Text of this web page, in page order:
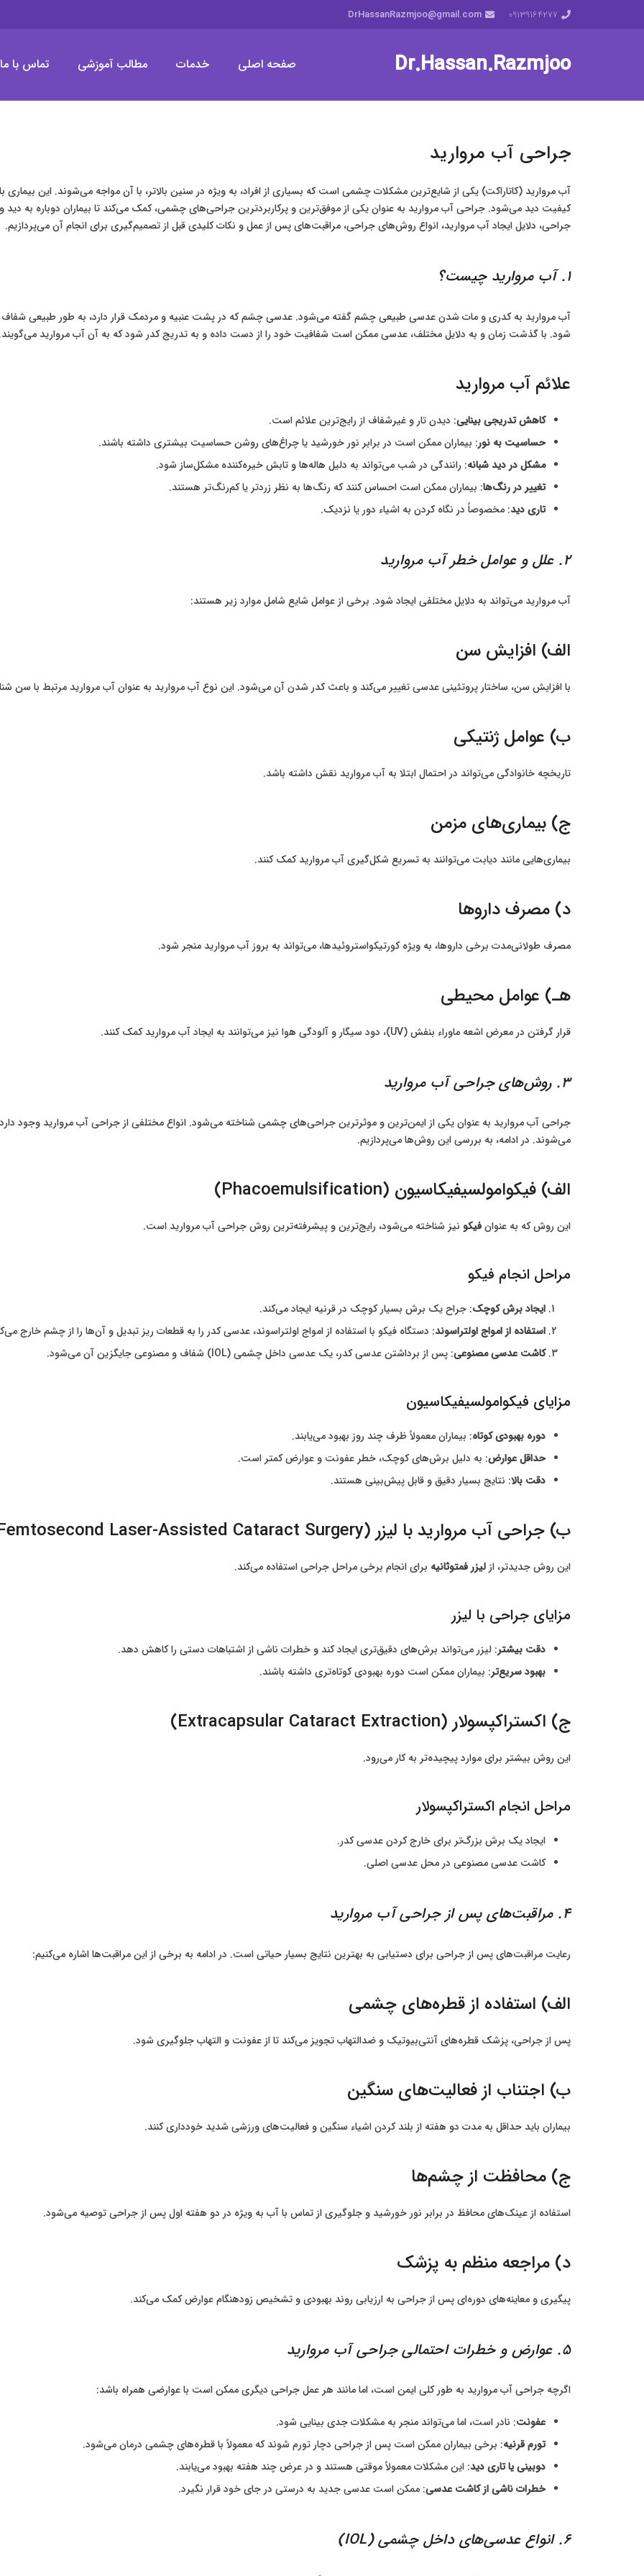
‎09139164277
DrHassanRazmjoo@gmail.com
Dr.Hassan.Razmjoo صفحه اصلی خدمات مطالب آموزشی تماس با ما
جراحی آب مروارید
آب مروارید (کاتاراکت) یکی از شایع‌ترین مشکلات چشمی است که بسیاری از افراد، به ویژه در سنین بالاتر، با آن مواجه می‌شوند. این
کیفیت دید می‌شود. جراحی آب مروارید به عنوان یکی از موفق‌ترین و پرکاربردترین جراحی‌های چشمی، کمک می‌کند تا بیماران دوباره به
جراحی، دلایل ایجاد آب مروارید، انواع روش‌های جراحی، مراقبت‌های پس از عمل و نکات کلیدی قبل از تصمیم‌گیری برای انجام آن می‌پردازیم.
1. آب مروارید چیست؟
آب مروارید به کدری و مات شدن عدسی طبیعی چشم گفته می‌شود. عدسی چشم که در پشت عنبیه و مردمک قرار دارد، به طور طبیعی شفاف
شود. با گذشت زمان و به دلایل مختلف، عدسی ممکن است شفافیت خود را از دست داده و به تدریج کدر شود که به آن آب مروارید
علائم آب مروارید
کاهش تدریجی بینایی: دیدن تار و غیرشفاف از رایج‌ترین علائم است.
حساسیت به نور: بیماران ممکن است در برابر نور خورشید یا چراغ‌های روشن حساسیت بیشتری داشته باشند.
مشکل در دید شبانه: رانندگی در شب می‌تواند به دلیل هاله‌ها و تابش خیره‌کننده مشکل‌ساز شود.
تغییر در رنگ‌ها: بیماران ممکن است احساس کنند که رنگ‌ها به نظر زردتر یا کم‌رنگ‌تر هستند.
تاری دید: مخصوصاً در نگاه کردن به اشیاء دور یا نزدیک.
2. علل و عوامل خطر آب مروارید
آب مروارید می‌تواند به دلایل مختلفی ایجاد شود. برخی از عوامل شایع شامل موارد زیر هستند:
الف) افزایش سن
با افزایش سن، ساختار پروتئینی عدسی تغییر می‌کند و باعث کدر شدن آن می‌شود. این نوع آب مروارید به عنوان آب مروارید مرتبط با
ب) عوامل ژنتیکی
تاریخچه خانوادگی می‌تواند در احتمال ابتلا به آب مروارید نقش داشته باشد.
ج) بیماری‌های مزمن
بیماری‌هایی مانند دیابت می‌توانند به تسریع شکل‌گیری آب مروارید کمک کنند.
د) مصرف داروها
مصرف طولانی‌مدت برخی داروها، به ویژه کورتیکواستروئیدها، می‌تواند به بروز آب مروارید منجر شود.
هـ) عوامل محیطی
قرار گرفتن در معرض اشعه ماوراء بنفش (UV)، دود سیگار و آلودگی هوا نیز می‌توانند به ایجاد آب مروارید کمک کنند.
3. روش‌های جراحی آب مروارید
جراحی آب مروارید به عنوان یکی از ایمن‌ترین و موثرترین جراحی‌های چشمی شناخته می‌شود. انواع مختلفی از جراحی آب مروارید وجود دارد
می‌شوند. در ادامه، به بررسی این روش‌ها می‌پردازیم.
الف) فیکوامولسیفیکاسیون (Phacoemulsification)
این روش که به عنوانفیکو نیز شناخته می‌شود، رایج‌ترین و پیشرفته‌ترین روش جراحی آب مروارید است.
مراحل انجام فیکو
ایجاد برش کوچک: جراح یک برش بسیار کوچک در قرنیه ایجاد می‌کند.
استفاده از امواج اولتراسوند: دستگاه فیکو با استفاده از امواج اولتراسوند، عدسی کدر را به قطعات ریز تبدیل و آن‌ها را از چشم خارج
کاشت عدسی مصنوعی: پس از برداشتن عدسی کدر، یک عدسی داخل چشمی (IOL) شفاف و مصنوعی جایگزین آن می‌شود.
مزایای فیکوامولسیفیکاسیون
دوره بهبودی کوتاه: بیماران معمولاً ظرف چند روز بهبود می‌یابند.
حداقل عوارض: به دلیل برش‌های کوچک، خطر عفونت و عوارض کمتر است.
دقت بالا: نتایج بسیار دقیق و قابل پیش‌بینی هستند.
ب) جراحی آب مروارید با لیزر (Femtosecond Laser-Assisted Cataract Surgery)
این روش جدیدتر، از لیزر فمتوثانیه برای انجام برخی مراحل جراحی استفاده می‌کند.
مزایای جراحی با لیزر
دقت بیشتر: لیزر می‌تواند برش‌های دقیق‌تری ایجاد کند و خطرات ناشی از اشتباهات دستی را کاهش دهد.
بهبود سریع‌تر: بیماران ممکن است دوره بهبودی کوتاه‌تری داشته باشند.
ج) اکستراکپسولار (Extracapsular Cataract Extraction)
این روش بیشتر برای موارد پیچیده‌تر به کار می‌رود.
مراحل انجام اکستراکپسولار
ایجاد یک برش بزرگ‌تر برای خارج کردن عدسی کدر.
کاشت عدسی مصنوعی در محل عدسی اصلی.
4. مراقبت‌های پس از جراحی آب مروارید
رعایت مراقبت‌های پس از جراحی برای دستیابی به بهترین نتایج بسیار حیاتی است. در ادامه به برخی از این مراقبت‌ها اشاره می‌کنیم:
الف) استفاده از قطره‌های چشمی
پس از جراحی، پزشک قطره‌های آنتی‌بیوتیک و ضدالتهاب تجویز می‌کند تا از عفونت و التهاب جلوگیری شود.
ب) اجتناب از فعالیت‌های سنگین
بیماران باید حداقل به مدت دو هفته از بلند کردن اشیاء سنگین و فعالیت‌های ورزشی شدید خودداری کنند.
ج) محافظت از چشم‌ها
استفاده از عینک‌های محافظ در برابر نور خورشید و جلوگیری از تماس با آب به ویژه در دو هفته اول پس از جراحی توصیه می‌شود.
د) مراجعه منظم به پزشک
پیگیری و معاینه‌های دوره‌ای پس از جراحی به ارزیابی روند بهبودی و تشخیص زودهنگام عوارض کمک می‌کند.
5. عوارض و خطرات احتمالی جراحی آب مروارید
اگرچه جراحی آب مروارید به طور کلی ایمن است، اما مانند هر عمل جراحی دیگری ممکن است با عوارضی همراه باشد:
عفونت: نادر است، اما می‌تواند منجر به مشکلات جدی بینایی شود.
تورم قرنیه: برخی بیماران ممکن است پس از جراحی دچار تورم شوند که معمولاً با قطره‌های چشمی درمان می‌شود.
دوبینی یا تاری دید: این مشکلات معمولاً موقتی هستند و در عرض چند هفته بهبود می‌یابند.
خطرات ناشی از کاشت عدسی: ممکن است عدسی جدید به درستی در جای خود قرار نگیرد.
6. انواع عدسی‌های داخل چشمی (IOL)